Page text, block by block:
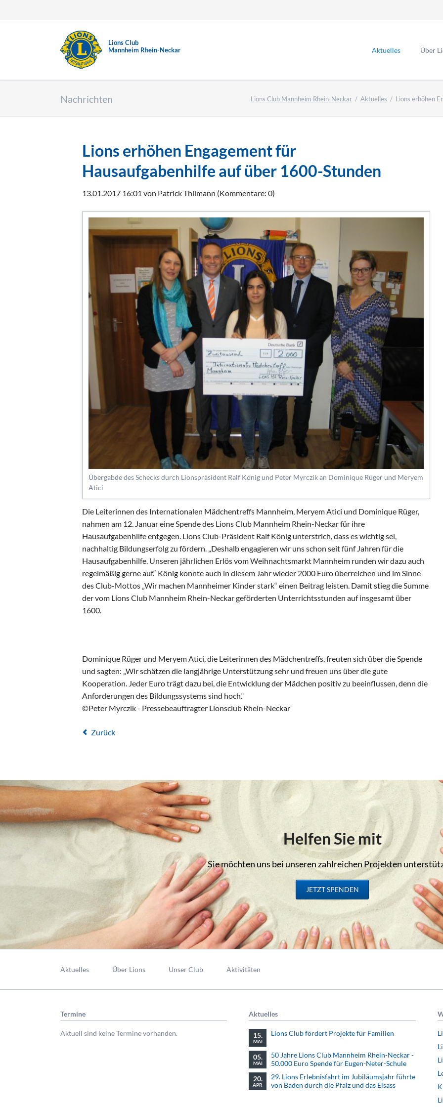
Lions Club
Mannheim Rhein-Neckar
Aktuelles Über
Nachrichten Lions Club Mannheim Rhein-Neckar Aktuelles Lions erhöhen
Lions erhöhen Engagement für
Hausaufgabenhilfe auf über 1600-Stunden
13.01.2017 16:01 von Patrick Thilmann (Kommentare: 0)
Übergabde des Schecks durch Lionspräsident Ralf König und Peter Myrczik an Dominique Rüger und Meryem
Atici
Die Leiterinnen des Internationalen Mädchentreffs Mannheim, Meryem Atici und Dominique Rüger,
nahmen am 12. Januar eine Spende des Lions Club Mannheim Rhein-Neckar für ihre
Hausaufgabenhilfe entgegen. Lions Club-Präsident Ralf König unterstrich, dass es wichtig sei,
nachhaltig Bildungserfolg zu fördern. „Deshalb engagieren wir uns schon seit fünf Jahren für die
Hausaufgabenhilfe. Unseren jährlichen Erlös vom Weihnachtsmarkt Mannheim runden wir dazu auch
regelmäßig gerne auf.“ König konnte auch in diesem Jahr wieder 2000 Euro überreichen und im Sinne
des Club-Mottos „Wir machen Mannheimer Kinder stark“ einen Beitrag leisten. Damit stieg die Summe
der vom Lions Club Mannheim Rhein-Neckar geförderten Unterrichtsstunden auf insgesamt über
1600.
Dominique Rüger und Meryem Atici, die Leiterinnen des Mädchentreffs, freuten sich über die Spende
und sagten: „Wir schätzen die langjährige Unterstützung sehr und freuen uns über die gute
Kooperation. Jeder Euro trägt dazu bei, die Entwicklung der Mädchen positiv zu beeinflussen, denn die
Anforderungen des Bildungssystems sind hoch.“
©Peter Myrczik - Pressebeauftragter Lionsclub Rhein-Neckar
Zurück
Helfen Sie mit
Sie möchten uns bei unseren zahlreichen Projekten
JETZT SPENDEN
Aktuelles Über Lions Unser Club Aktivitäten
Termine
Aktuell sind keine Termine vorhanden.
Aktuelles
15.
MAI
Lions Club fördert Projekte für Familien
05.
MAI
50 Jahre Lions Club Mannheim Rhein-Neckar -
50.000 Euro Spende für Eugen-Neter-Schule
20.
APR
29. Lions Erlebnisfahrt im Jubiläumsjahr führte
von Baden durch die Pfalz und das Elsass